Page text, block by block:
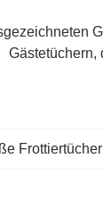
Gästetüchern,
Frottiertücher